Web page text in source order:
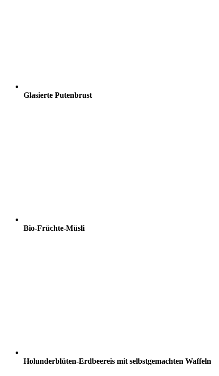
Glasierte Putenbrust
Bio-Früchte-Müsli
Holunderblüten-Erdbeereis mit selbstgemachten Waffeln